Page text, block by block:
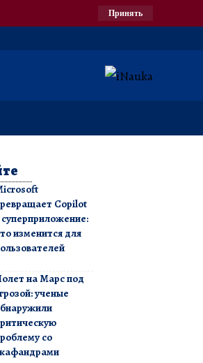
Принять
Copilot
суперприложение:
изменится для
на Марс под
ученые
со